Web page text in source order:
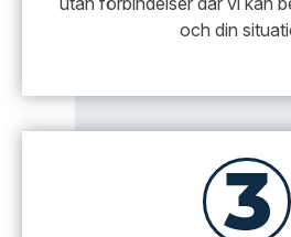
och din